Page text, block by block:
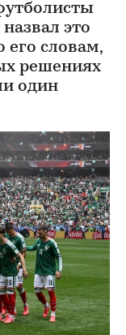
это
его словам,
решениях
один